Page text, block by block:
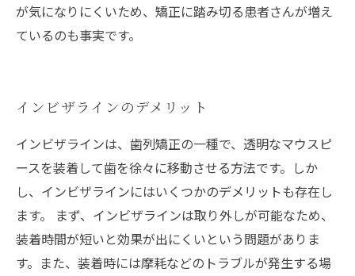
が気になりにくいため、矯正に踏み切る患者さんが増え
ているのも事実です。
インビザラインのデメリット
インビザラインは、歯列矯正の一種で、透明なマウスピ
ースを装着して歯を徐々に移動させる方法です。しか
し、インビザラインにはいくつかのデメリットも存在し
ます。 まず、インビザラインは取り外しが可能なため、
装着時間が短いと効果が出にくいという問題がありま
す。また、装着時には摩耗などのトラブルが発生する場